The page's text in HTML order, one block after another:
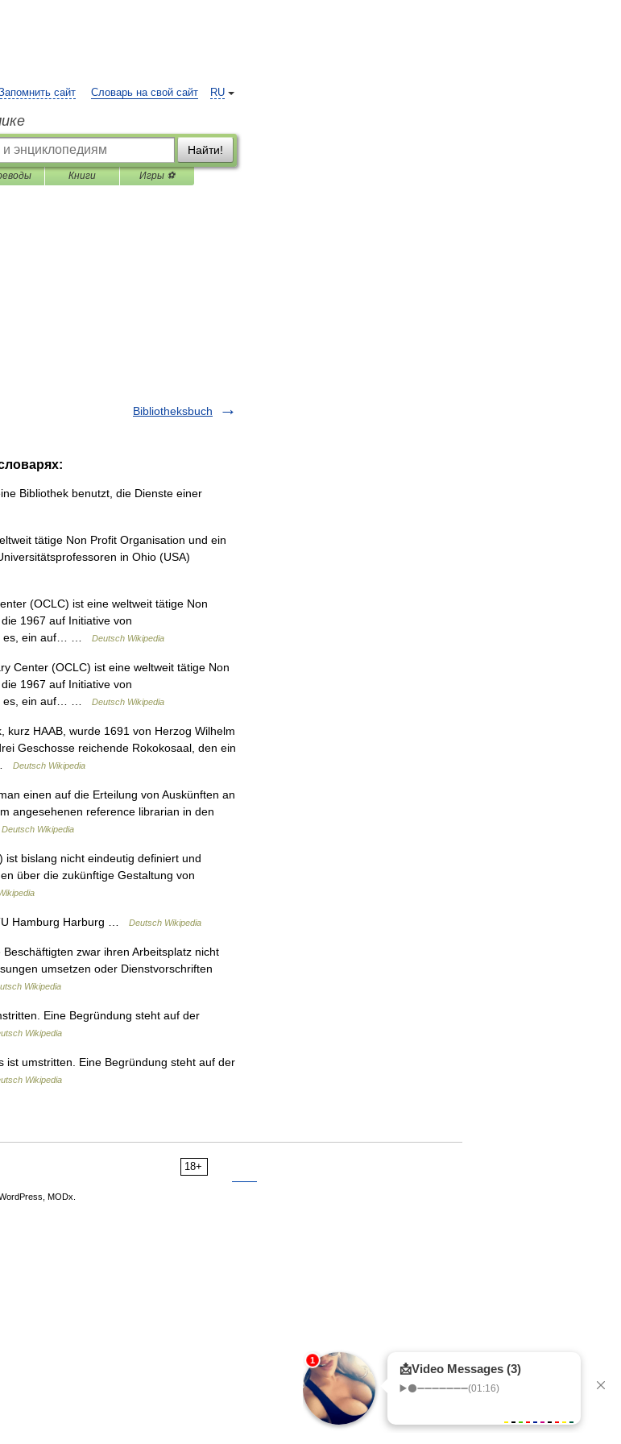
RU
сайт Словарь на свой сайт
Найти!
Книги Игры ⚽
Bibliotheksbuch
Bibliothek benutzt, die Dienste einer
tätige Non Profit Organisation und ein
in Ohio (USA)
(OCLC) ist eine weltweit tätige Non
1967 auf Initiative von
es, ein auf… …
Deutsch Wikipedia
Center (OCLC) ist eine weltweit tätige Non
1967 auf Initiative von
es, ein auf… …
Deutsch Wikipedia
HAAB, wurde 1691 von Herzog Wilhelm
Geschosse reichende Rokokosaal, den ein
Deutsch Wikipedia
einen auf die Erteilung von Auskünften an
angesehenen reference librarian in den
Deutsch Wikipedia
bislang nicht eindeutig definiert und
über die zukünftige Gestaltung von
Hamburg Harburg … Deutsch Wikipedia
zwar ihren Arbeitsplatz nicht
umsetzen oder Dienstvorschriften
Wikipedia
Eine Begründung steht auf der
Wikipedia
umstritten. Eine Begründung steht auf der
Wikipedia
18+
MODx.